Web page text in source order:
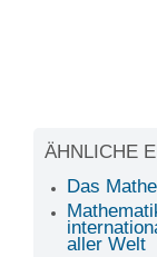
ÄHNLICHE
Das
aller Welt